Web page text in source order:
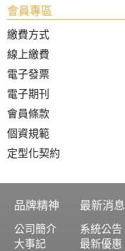
會員專區
繳費方式
線上繳費
電子發票
電子期刊
會員條款
個資規範
定型化契約
品牌精神
公司簡介
大事記
最新消息
系統公告
最新優惠